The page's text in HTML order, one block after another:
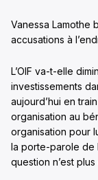
Vanessa Lamothe
accusations à
L’OIF va-t-elle
investissements
aujourd’hui en
organisation au
organisation pour
la porte-parole de
question n’est